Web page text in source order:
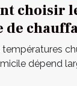
choisir
de
températures
dépend